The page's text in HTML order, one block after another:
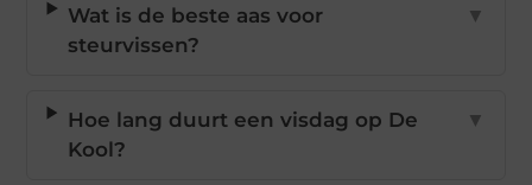
Wat is de beste aas voor
steurvissen?
▼
Hoe lang duurt een visdag op De
Kool?
▼